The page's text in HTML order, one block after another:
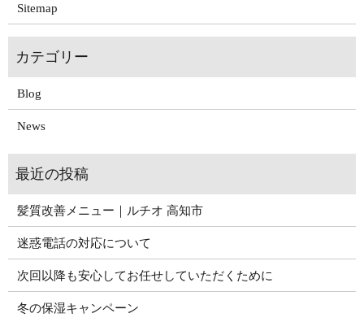
Sitemap
Blog
News
髪質改善メニュー｜ルチオ 高知市
迷惑電話の対応について
次回以降も安心してお任せしていただくために
冬の保湿キャンペーン